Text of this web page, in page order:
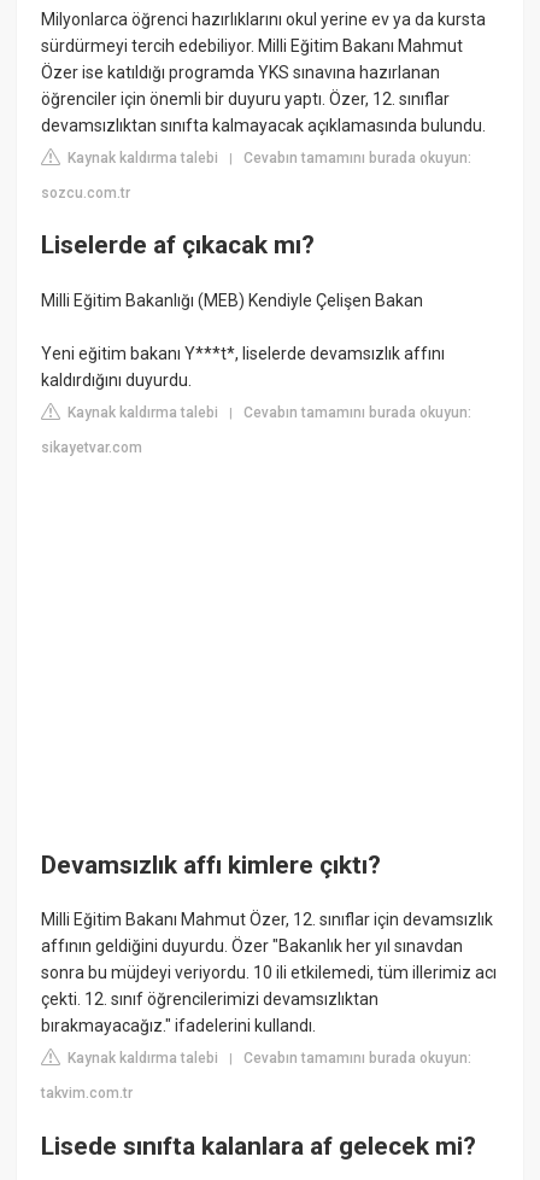
Milyonlarca öğrenci hazırlıklarını okul yerine ev ya da kursta
sürdürmeyi tercih edebiliyor. Milli Eğitim Bakanı Mahmut
Özer ise katıldığı programda YKS sınavına hazırlanan
öğrenciler için önemli bir duyuru yaptı. Özer, 12. sınıflar
devamsızlıktan sınıfta kalmayacak açıklamasında bulundu.
Kaynak kaldırma talebi |Cevabın tamamını burada okuyun:
sozcu.com.tr
Liselerde af çıkacak mı?
Milli Eğitim Bakanlığı (MEB) Kendiyle Çelişen Bakan
Yeni eğitim bakanı Y***t*, liselerde devamsızlık affını
kaldırdığını duyurdu.
Kaynak kaldırma talebi |Cevabın tamamını burada okuyun:
sikayetvar.com
Devamsızlık affı kimlere çıktı?
Milli Eğitim Bakanı Mahmut Özer, 12. sınıflar için devamsızlık
affının geldiğini duyurdu. Özer "Bakanlık her yıl sınavdan
sonra bu müjdeyi veriyordu. 10 ili etkilemedi, tüm illerimiz acı
çekti. 12. sınıf öğrencilerimizi devamsızlıktan
bırakmayacağız." ifadelerini kullandı.
Kaynak kaldırma talebi |Cevabın tamamını burada okuyun:
takvim.com.tr
Lisede sınıfta kalanlara af gelecek mi?